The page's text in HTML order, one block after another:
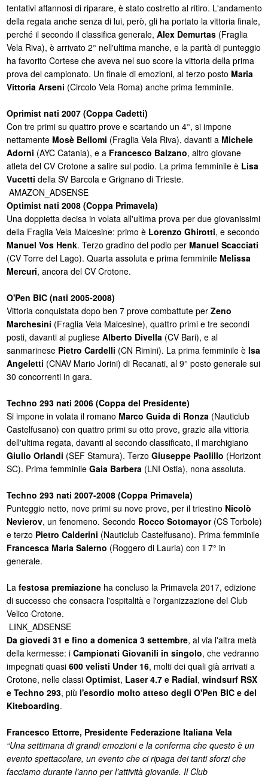
tentativi affannosi di riparare, è stato costretto al ritiro. L'andamento
della regata anche senza di lui, però, gli ha portato la vittoria finale,
perché il secondo il classifica generale, Alex Demurtas(Fraglia
Vela Riva), è arrivato 2° nell'ultima manche, e la parità di punteggio
ha favorito Cortese che aveva nel suo score la vittoria della prima
prova del campionato. Un finale di emozioni, al terzo posto Maria
Vittoria Arseni (Circolo Vela Roma) anche prima femminile.
Oprimist nati 2007 (Coppa Cadetti)
Con tre primi su quattro prove e scartando un 4°, si impone
nettamente Mosè Bellomi (Fraglia Vela Riva), davanti a Michele
Adorni (AYC Catania), e a Francesco Balzano, altro giovane
atleta del CV Crotone a salire sul podio. La prima femminile è Lisa
Vucetti della SV Barcola e Grignano di Trieste.
AMAZON_ADSENSE
Optimist nati 2008 (Coppa Primavela)
Una doppietta decisa in volata all'ultima prova per due giovanissimi
della Fraglia Vela Malcesine: primo è Lorenzo Ghirotti, e secondo
Manuel Vos Henk. Terzo gradino del podio per Manuel Scacciati
(CV Torre del Lago). Quarta assoluta e prima femminile Melissa
Mercuri, ancora del CV Crotone.
O'Pen BIC (nati 2005-2008)
Vittoria conquistata dopo ben 7 prove combattute per Zeno
Marchesini (Fraglia Vela Malcesine), quattro primi e tre secondi
posti, davanti al pugliese Alberto Divella(CV Bari), e al
sanmarinese Pietro Cardelli (CN Rimini). La prima femminile è Isa
Angeletti (CNAV Mario Jorini) di Recanati, al 9° posto generale sui
30 concorrenti in gara.
Techno 293 nati 2006 (Coppa del Presidente)
Si impone in volata il romano Marco Guida di Ronza(Nauticlub
Castelfusano) con quattro primi su otto prove, grazie alla vittoria
dell'ultima regata, davanti al secondo classificato, il marchigiano
Giulio Orlandi (SEF Stamura). Terzo Giuseppe Paolillo (Horizont
SC). Prima femminile Gaia Barbera(LNI Ostia), nona assoluta.
Techno 293 nati 2007-2008 (Coppa Primavela)
Punteggio netto, nove primi su nove prove, per il triestino Nicolò
Nevierov, un fenomeno. Secondo Rocco Sotomayor(CS Torbole)
e terzo Pietro Calderini (Nauticlub Castelfusano). Prima femminile
Francesca Maria Salerno (Roggero di Lauria) con il 7° in
generale.
La festosa premiazioneha concluso la Primavela 2017, edizione
di successo che consacra l'ospitalità e l'organizzazione del Club
Velico Crotone.
LINK_ADSENSE
Da giovedi 31 e fino a domenica 3 settembre, al via l'altra metà
della kermesse: i Campionati Giovanili in singolo, che vedranno
impegnati quasi 600 velisti Under 16, molti dei quali già arrivati a
Crotone, nelle classi Optimist, Laser 4.7 e Radial, windsurf RSX
e Techno 293, più l'esordio molto atteso degli O'Pen BIC e del
Kiteboarding.
Francesco Ettorre, Presidente Federazione Italiana Vela
“Una settimana di grandi emozioni e la conferma che questo è un
evento spettacolare, un evento che ci ripaga dei tanti sforzi che
facciamo durante l’anno per l’attività giovanile. Il Club